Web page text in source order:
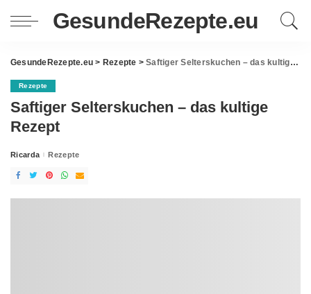
GesundeRezepte.eu
GesundeRezepte.eu > Rezepte >Saftiger Selterskuchen – das kultige Rezept
Rezepte
Saftiger Selterskuchen – das kultige
Rezept
Posted
Ricarda Rezepte